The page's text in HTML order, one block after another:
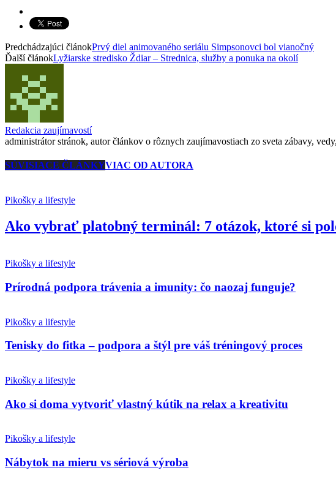
Predchádzajúci článokPrvý diel animovaného seriálu Simpsonovci bol vianočný
Ďalší článokLyžiarske stredisko Ždiar – Strednica, služby a ponuka na okolí
Redakcia zaujímavostí
administrátor stránok, autor článkov o rôznych zaujímavostiach zo sveta zábavy,
SÚVISIACE ČLÁNKYVIAC OD AUTORA
Pikošky a lifestyle
Ako vybrať platobný terminál: 7 otázok, ktoré si
Pikošky a lifestyle
Prírodná podpora trávenia a imunity: čo naozaj funguje?
Pikošky a lifestyle
Tenisky do fitka – podpora a štýl pre váš tréningový proces
Pikošky a lifestyle
Ako si doma vytvoriť vlastný kútik na relax a kreativitu
Pikošky a lifestyle
Nábytok na mieru vs sériová výroba